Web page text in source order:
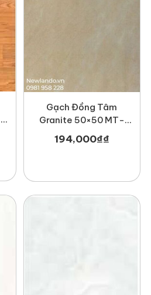
Gạch Đồng Tâm
Granite 50×50 MT-
GDT5050Manchester
194,000₫₫